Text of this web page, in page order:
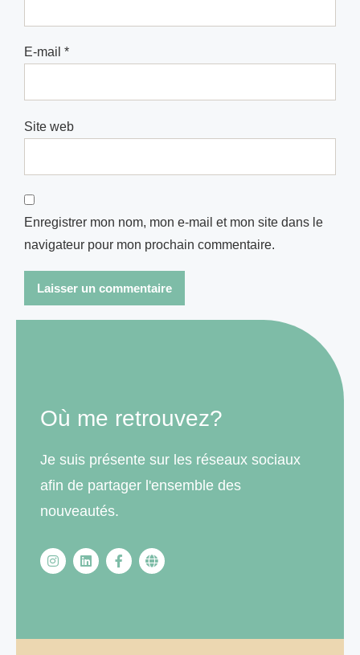
E-mail *
Site web
Enregistrer mon nom, mon e-mail et mon site dans le
navigateur pour mon prochain commentaire.
Où me retrouvez?
Je suis présente sur les réseaux sociaux
afin de partager l'ensemble des
nouveautés.